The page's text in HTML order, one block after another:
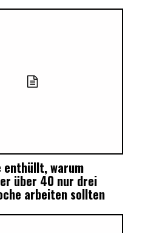
enthüllt, warum
über 40 nur drei
arbeiten sollten